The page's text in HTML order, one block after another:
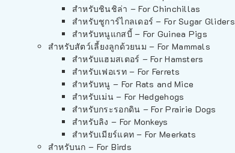
สำหรับชินชิล่า – For Chinchillas
สำหรับชูการ์ไกลเดอร์ – For Sugar Gliders
สำหรับหนูแกสบี้ – For Guinea Pigs
สำหรับสัตว์เลี้ยงลูกด้วยนม – For Mammals
สำหรับแฮมสเตอร์ – For Hamsters
สำหรับเฟอเรท – For Ferrets
สำหรับหนู – For Rats and Mice
สำหรับเม่น – For Hedgehogs
สำหรับกระรอกดิน – For Prairie Dogs
สำหรับลิง – For Monkeys
สำหรับเมียร์แคท – For Meerkats
สำหรับนก – For Birds